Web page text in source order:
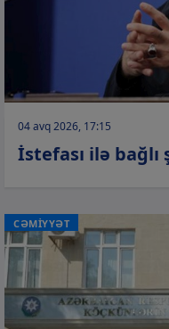
04 avq 2026, 17:15
İstefası ilə
CƏMİYYƏT